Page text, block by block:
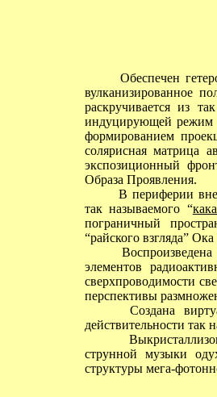
Обеспечен
вулканизированное
раскручивается из
индуцирующей режим
формированием
солярисная матрица
экспозиционный
Образа Проявления.
В периферии
так называемого “
пограничный
“райского взгляда”
Воспроизведена
элементов
сверхпроводимости
перспективы
Создана
действительности так
струнной музыки
структуры мега-